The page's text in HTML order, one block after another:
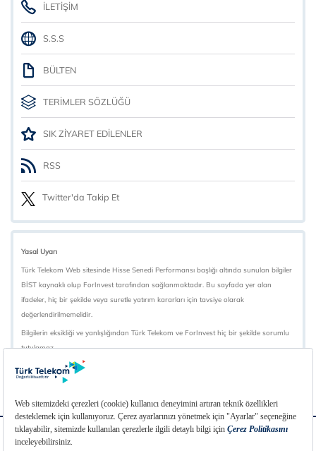
İLETİŞİM
S.S.S
BÜLTEN
TERİMLER SÖZLÜĞÜ
SIK ZİYARET EDİLENLER
RSS
Twitter'da Takip Et
Yasal Uyarı
Türk Telekom Web sitesinde Hisse Senedi Performansı başlığı altında sunulan bilgiler
BİST kaynaklı olup ForInvest tarafından sağlanmaktadır. Bu sayfada yer alan
ifadeler, hiç bir şekilde veya suretle yatırım kararları için tavsiye olarak
değerlendirilmemelidir.
Bilgilerin eksikliği ve yanlışlığından Türk Telekom ve ForInvest hiç bir şekilde sorumlu
tutulamaz.
BİST verileri en az 15 dakika gecikmelidir.
SSS Sözlük İletişim
Linkler